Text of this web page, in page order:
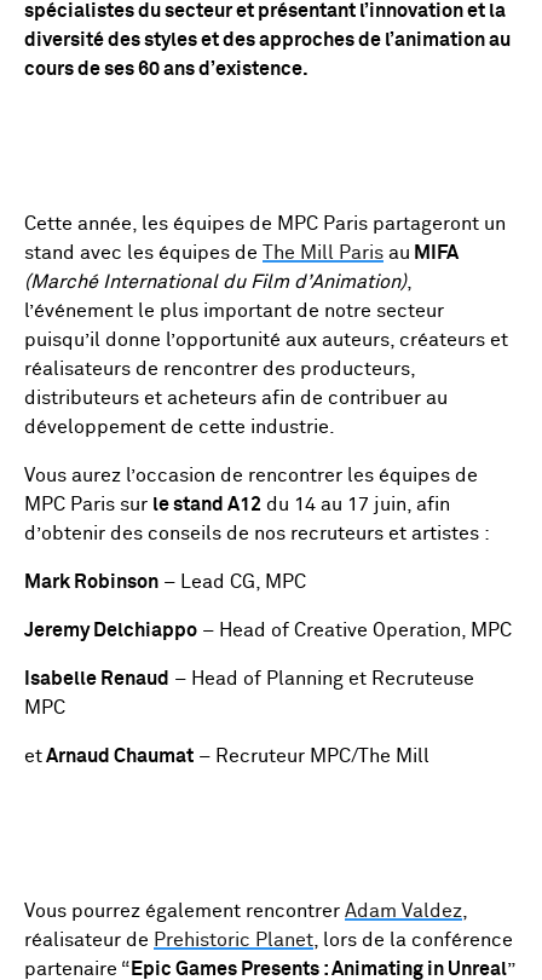
spécialistes du secteur et présentant l’innovation et la
diversité des styles et des approches de l’animation au
cours de ses 60 ans d’existence.
Cette année, les équipes de MPC Paris partageront un
stand avec les équipes de
The Mill Paris au MIFA
(Marché International du Film d’Animation),
l’événement le plus important de notre secteur
puisqu’il donne l’opportunité aux auteurs, créateurs et
réalisateurs de rencontrer des producteurs,
distributeurs et acheteurs afin de contribuer au
développement de cette industrie.
Vous aurez l’occasion de rencontrer les équipes de
MPC Paris sur le stand A12 du 14 au 17 juin, afin
d’obtenir des conseils de nos recruteurs et artistes :
Mark Robinson – Lead CG, MPC
Jeremy Delchiappo – Head of Creative Operation, MPC
Isabelle Renaud – Head of Planning et Recruteuse
MPC
etArnaud Chaumat – Recruteur MPC/The Mill
Vous pourrez également rencontrer Adam Valdez
réalisateur de Prehistoric Planet , lors de la conférence
partenaire “ Epic Games Presents : Animating in Unreal”